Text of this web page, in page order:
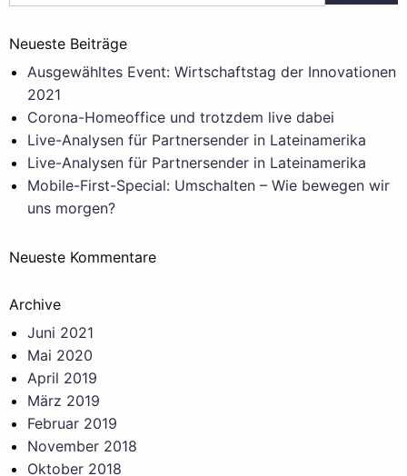
Neueste Beiträge
Ausgewähltes Event: Wirtschaftstag der Innovationen
2021
Corona-Homeoffice und trotzdem live dabei
Live-Analysen für Partnersender in Lateinamerika
Live-Analysen für Partnersender in Lateinamerika
Mobile-First-Special: Umschalten – Wie bewegen wir
uns morgen?
Neueste Kommentare
Archive
Juni 2021
Mai 2020
April 2019
März 2019
Februar 2019
November 2018
Oktober 2018